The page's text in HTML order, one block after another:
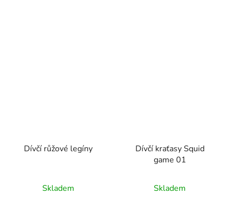
Dívčí růžové legíny
Skladem
Dívčí kraťasy Squid
game 01
Skladem